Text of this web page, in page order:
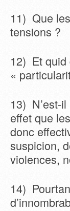
11) Que
tensions ?
12) Et quid
«
13) N’est-
effet que
donc
suspicion,
violences,
14)